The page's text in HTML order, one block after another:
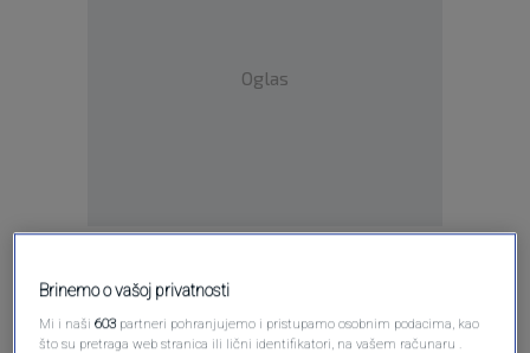
Oglas
Brinemo o vašoj privatnosti
Mi i naši603 partneri pohranjujemo i pristupamo osobnim podacima, kao
što su pretraga web stranica ili lični identifikatori, na vašem računaru .